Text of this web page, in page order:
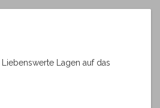
Lagen auf das